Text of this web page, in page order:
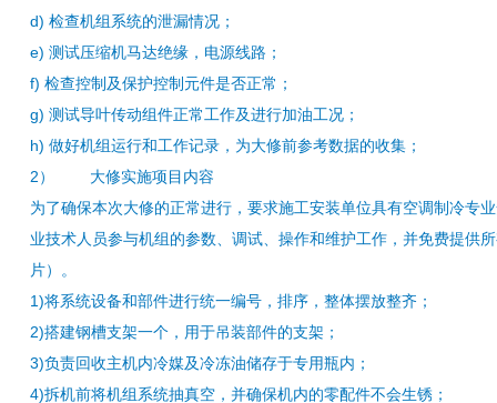
d) 检查机组系统的泄漏情况；
e) 测试压缩机马达绝缘，电源线路；
f) 检查控制及保护控制元件是否正常；
g) 测试导叶传动组件正常工作及进行加油工况；
h) 做好机组运行和工作记录，为大修前参考数据的收集；
2） 大修实施项目内容
为了确保本次大修的正常进行，要求施工安装单位具有空调制冷专
业技术人员参与机组的参数、调试、操作和维护工作，并免费提供
片）。
1)将系统设备和部件进行统一编号，排序，整体摆放整齐；
2)搭建钢槽支架一个，用于吊装部件的支架；
3)负责回收主机内冷媒及冷冻油储存于专用瓶内；
4)拆机前将机组系统抽真空，并确保机内的零配件不会生锈；